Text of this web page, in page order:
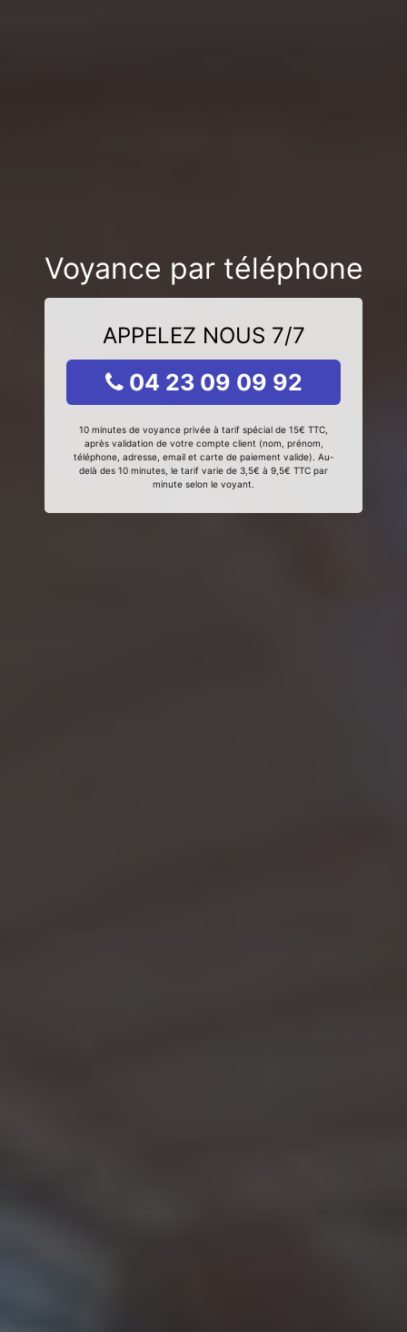
Voyance par téléphone
APPELEZ NOUS 7/7
04 23 09 09 92
10 minutes de voyance privée à tarif spécial de 15€ TTC,
après validation de votre compte client (nom, prénom,
téléphone, adresse, email et carte de paiement valide). Au-
delà des 10 minutes, le tarif varie de 3,5€ à 9,5€ TTC par
minute selon le voyant.